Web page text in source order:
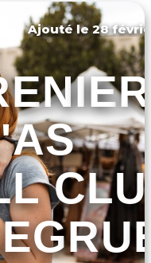
Ajouté le 28